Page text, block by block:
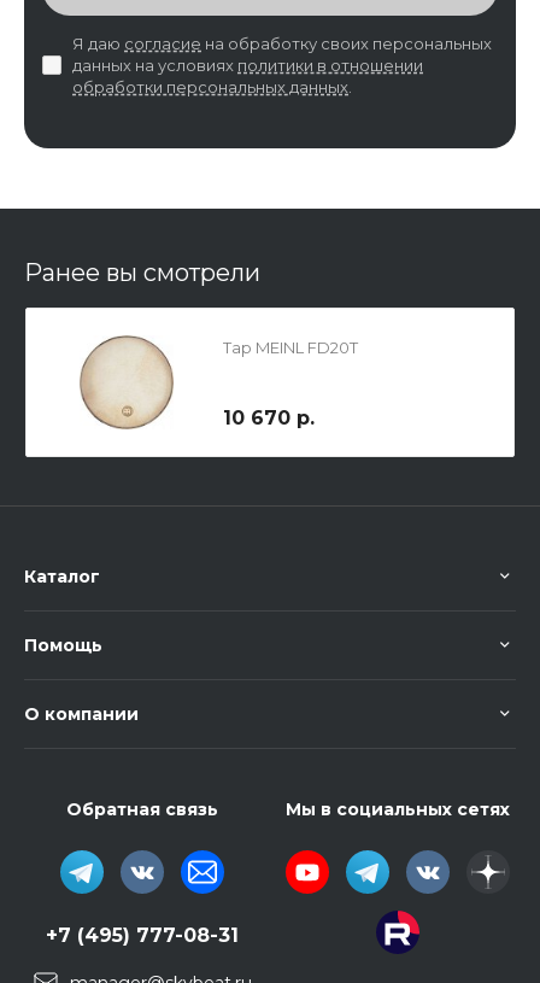
Я даю согласие на обработку своих персональных
данных на условиях политики в отношении
обработки персональных данных
Ранее вы смотрели
Тар MEINL FD20T
10 670 р.
Каталог
Помощь
О компании
Обратная связь
+7 (495) 777-08-31
Мы в социальных сетях